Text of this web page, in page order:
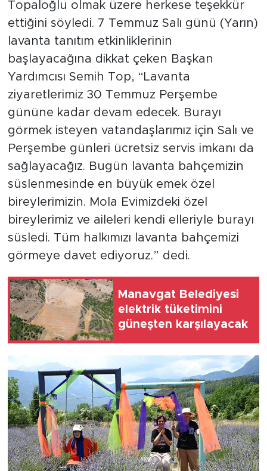
Topaloğlu olmak üzere herkese teşekkür
ettiğini söyledi. 7 Temmuz Salı günü (Yarın)
lavanta tanıtım etkinliklerinin
başlayacağına dikkat çeken Başkan
Yardımcısı Semih Top, “Lavanta
ziyaretlerimiz 30 Temmuz Perşembe
gününe kadar devam edecek. Burayı
görmek isteyen vatandaşlarımız için Salı ve
Perşembe günleri ücretsiz servis imkanı da
sağlayacağız. Bugün lavanta bahçemizin
süslenmesinde en büyük emek özel
bireylerimizin. Mola Evimizdeki özel
bireylerimiz ve aileleri kendi elleriyle burayı
süsledi. Tüm halkımızı lavanta bahçemizi
görmeye davet ediyoruz.” dedi.
Manavgat Belediyesi
elektrik tüketimini
güneşten karşılayacak